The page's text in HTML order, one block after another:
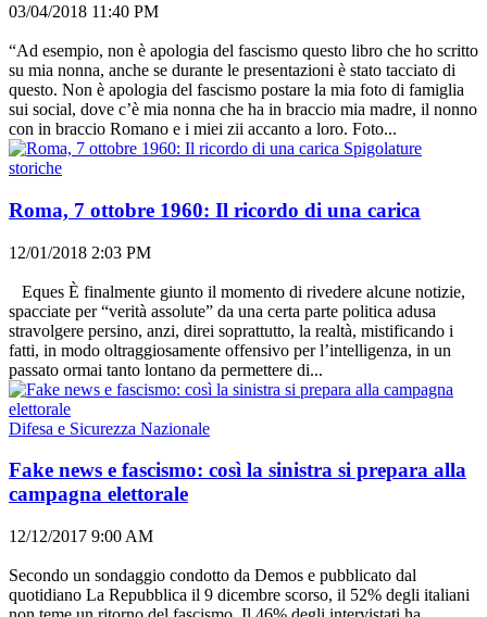
03/04/2018 11:40 PM
“Ad esempio, non è apologia del fascismo questo libro che ho scritto
su mia nonna, anche se durante le presentazioni è stato tacciato di
questo. Non è apologia del fascismo postare la mia foto di famiglia
sui social, dove c’è mia nonna che ha in braccio mia madre, il nonno
con in braccio Romano e i miei zii accanto a loro. Foto...
Spigolature
storiche
Roma, 7 ottobre 1960: Il ricordo di una carica
12/01/2018 2:03 PM
Eques È finalmente giunto il momento di rivedere alcune notizie,
spacciate per “verità assolute” da una certa parte politica adusa
stravolgere persino, anzi, direi soprattutto, la realtà, mistificando i
fatti, in modo oltraggiosamente offensivo per l’intelligenza, in un
passato ormai tanto lontano da permettere di...
Difesa e Sicurezza Nazionale
Fake news e fascismo: così la sinistra si prepara alla
campagna elettorale
12/12/2017 9:00 AM
Secondo un sondaggio condotto da Demos e pubblicato dal
quotidiano La Repubblica il 9 dicembre scorso, il 52% degli italiani